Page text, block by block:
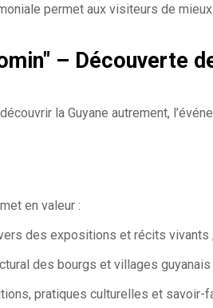
permet aux visiteurs de
– Découverte
la Guyane autrement,
en valeur :
des expositions et récits vivants ;
des bourgs et villages guyanais
pratiques culturelles et savoir-